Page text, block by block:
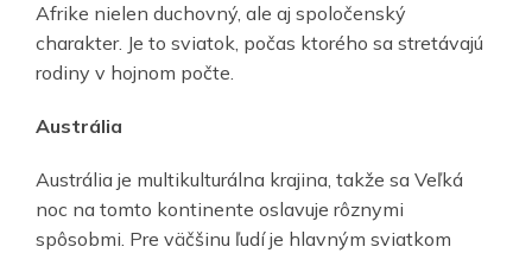
Afrike nielen duchovný, ale aj spoločenský
charakter. Je to sviatok, počas ktorého sa stretávajú
rodiny v hojnom počte.
Austrália
Austrália je multikulturálna krajina, takže sa Veľká
noc na tomto kontinente oslavuje rôznymi
spôsobmi. Pre väčšinu ľudí je hlavným sviatkom